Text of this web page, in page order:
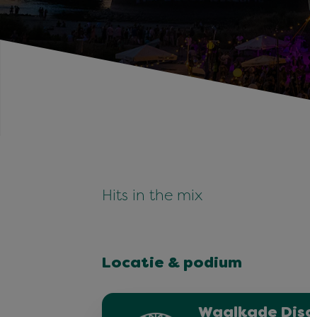
Hits in the mix
Locatie & podium
Waalkade